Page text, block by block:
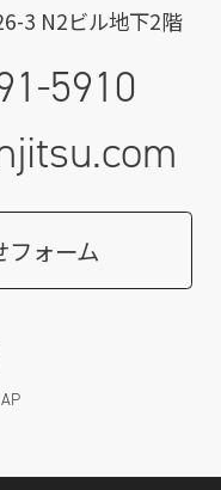
3 N2ビル地下2階
5910
フォーム